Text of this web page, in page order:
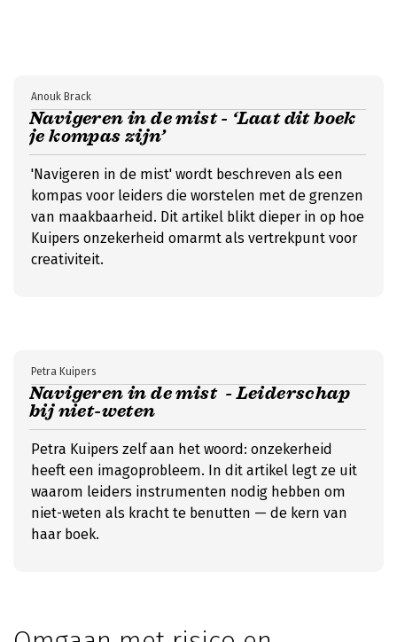
Navigeren in de mist - ‘Laat dit boek
je kompas zijn’
Anouk Brack
'Navigeren in de mist' wordt beschreven als een
kompas voor leiders die worstelen met de grenzen
van maakbaarheid. Dit artikel blikt dieper in op hoe
Kuipers onzekerheid omarmt als vertrekpunt voor
creativiteit.
Navigeren in de mist - Leiderschap
bij niet-weten
Petra Kuipers
Petra Kuipers zelf aan het woord: onzekerheid
heeft een imagoprobleem. In dit artikel legt ze uit
waarom leiders instrumenten nodig hebben om
niet-weten als kracht te benutten — de kern van
haar boek.